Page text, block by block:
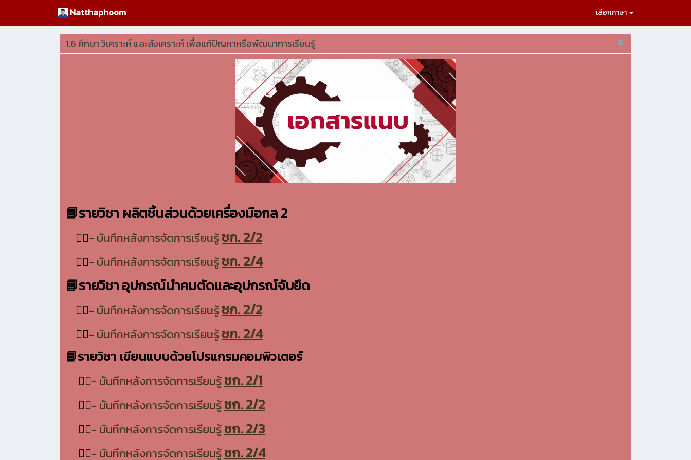
Natthaphoom เลือกภาษา
1.6 ศึกษา วิเคราะห์ และสังเคราะห์ เพื่อแก้ปัญหาหรือพัฒนาการเรียนรู้
📘รายวิชา ผลิตชิ้นส่วนด้วยเครื่องมือกล 2
👷‍♂️- บันทึกหลังการจัดการเรียนรู้ชก. 2/2
👷‍♂️- บันทึกหลังการจัดการเรียนรู้ชก. 2/4
📘รายวิชา อุปกรณ์นำคมตัดและอุปกรณ์จับยึด
👷‍♂️- บันทึกหลังการจัดการเรียนรู้ชก. 2/2
👷‍♂️- บันทึกหลังการจัดการเรียนรู้ชก. 2/4
📘รายวิชา เขียนแบบด้วยโปรแกรมคอมพิวเตอร์
👷‍♂️- บันทึกหลังการจัดการเรียนรู้ชก. 2/1
👷‍♂️- บันทึกหลังการจัดการเรียนรู้ชก. 2/2
👷‍♂️- บันทึกหลังการจัดการเรียนรู้ชก. 2/3
👷‍♂️- บันทึกหลังการจัดการเรียนรู้ชก. 2/4